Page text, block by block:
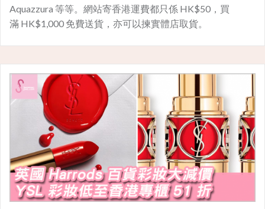
Aquazzura 等等。網站寄香港運費都只係 HK$50，買
滿 HK$1,000 免費送貨，亦可以揀實體店取貨。